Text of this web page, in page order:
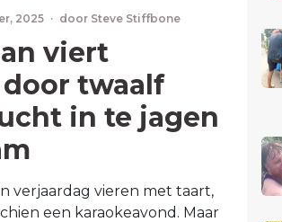
2025 · door Steve Stiffbone
viert
twaalf
in te jagen
verjaardag vieren met taart,
een karaokeavond. Maar